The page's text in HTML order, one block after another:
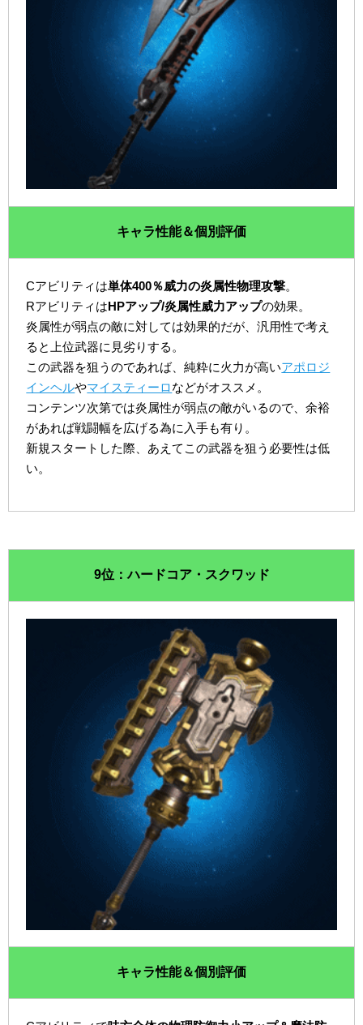
キャラ性能＆個別評価
Cアビリティは単体400％威力の炎属性物理攻撃。
RアビリティはHPアップ/炎属性威力アップの効果。
炎属性が弱点の敵に対しては効果的だが、汎用性で考え
ると上位武器に見劣りする。
この武器を狙うのであれば、純粋に火力が高いアポロジ
インヘルやマイスティーロなどがオススメ。
コンテンツ次第では炎属性が弱点の敵がいるので、余裕
があれば戦闘幅を広げる為に入手も有り。
新規スタートした際、あえてこの武器を狙う必要性は低
い。
9位：ハードコア・スクワッド
キャラ性能＆個別評価